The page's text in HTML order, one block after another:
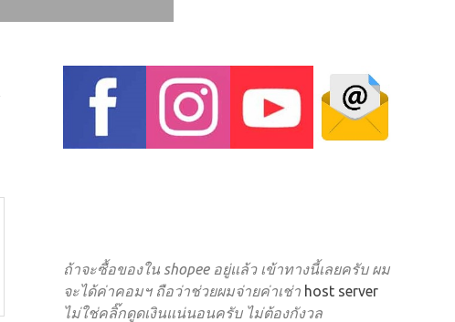
ถ้าจะซื้อของใน shopee อยู่แล้ว เข้าทางนี้เลยครับ ผม
จะได้ค่าคอมฯ ถือว่าช่วยผมจ่ายค่าเช่า host server
ไม่ใช่คลิ๊กดูดเงินแน่นอนครับ ไม่ต้องกังวล